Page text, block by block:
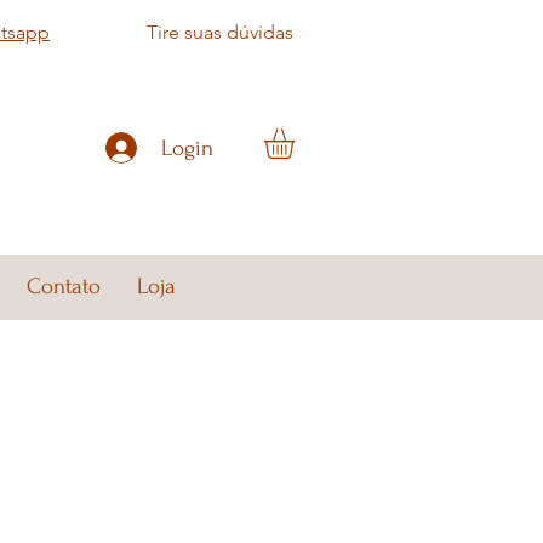
Tire suas dúvidas
Login
Contato Loja